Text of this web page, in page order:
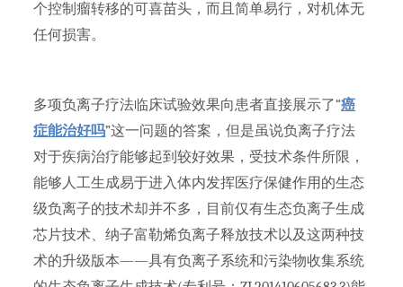
个控制瘤转移的可喜苗头，而且简单易行，对机体无
任何损害。
多项负离子疗法临床试验效果向患者直接展示了“癌
症能治好吗”这一问题的答案，但是虽说负离子疗法
对于疾病治疗能够起到较好效果，受技术条件所限，
能够人工生成易于进入体内发挥医疗保健作用的生态
级负离子的技术却并不多，目前仅有生态负离子生成
芯片技术、纳子富勒烯负离子释放技术以及这两种技
术的升级版本——具有负离子系统和污染物收集系统